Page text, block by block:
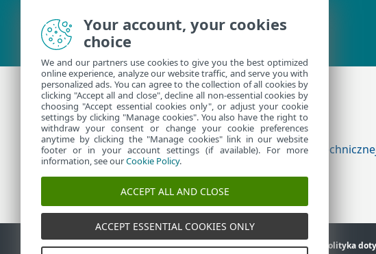
Dodatkowa pomoc
Skontaktuj się z działem pomocy
Kontakt Zgłoś podatność Polityka
Your account, your cookies
choice
We and our partners use cookies to give you the best optimized
online experience, analyze our website traffic, and serve you with
personalized ads. You can agree to the collection of all cookies by
clicking "Accept all and close", decline all non-essential cookies by
choosing "Accept essential cookies only", or adjust your cookie
settings by clicking "Manage cookies". You also have the right to
withdraw your consent or change your cookie preferences
anytime by clicking the "Manage cookies" link in our website
footer or in your account settings (if available). For more
information, see ourCookie Policy.
ACCEPT ALL AND CLOSE
ACCEPT ESSENTIAL COOKIES ONLY